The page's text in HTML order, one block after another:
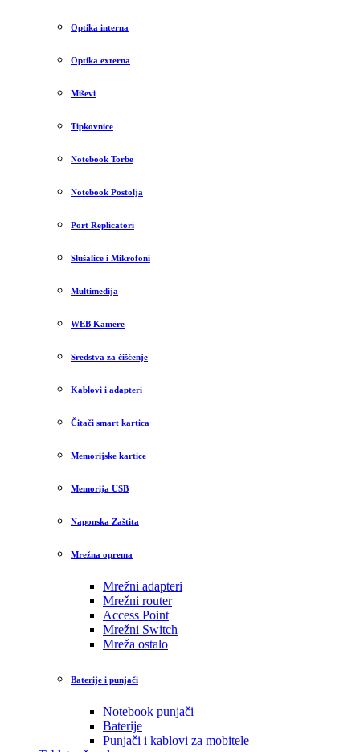
Optika interna
Optika externa
Miševi
Tipkovnice
Notebook Torbe
Notebook Postolja
Port Replicatori
Slušalice i Mikrofoni
Multimedija
WEB Kamere
Sredstva za čišćenje
Kablovi i adapteri
Čitači smart kartica
Memorijske kartice
Memorija USB
Naponska Zaštita
Mrežna oprema
Mrežni adapteri
Mrežni router
Access Point
Mrežni Switch
Mreža ostalo
Baterije i punjači
Notebook punjači
Baterije
Punjači i kablovi za mobitele